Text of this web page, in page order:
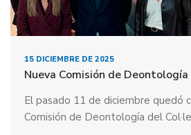
15 DICIEMBRE DE 2025
Nueva Comisión de Deontología
El pasado 11 de diciembre quedó
Comisión de Deontología del